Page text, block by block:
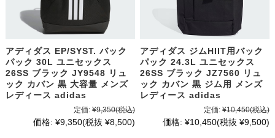
アディダス EP/SYST. バック
パック 30L ユニセックス
26SS ブラック JY9548 リュ
ック カバン 黒 大容量 メンズ
レディース adidas
定価: ¥9,350(税込)
価格: ¥9,350(税抜 ¥8,500)
アディダス ジムHIIT用バック
パック 24.3L ユニセックス
26SS ブラック JZ7560 リュ
ック カバン 黒 ジム用 メンズ
レディース adidas
定価: ¥10,450(税込)
価格: ¥10,450(税抜 ¥9,500)